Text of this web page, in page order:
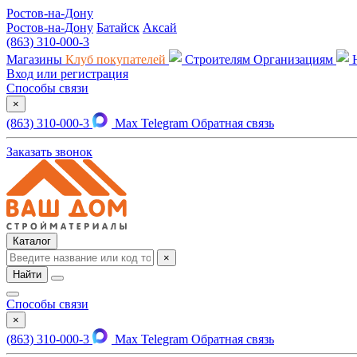
Ростов-на-Дону
Ростов-на-Дону Батайск Аксай
(863) 310-000-3
Магазины Клуб покупателей Строителям Организациям
Вход или регистрация
Способы связи
×
(863) 310-000-3 Max Telegram Обратная связь
Заказать звонок
Каталог
×
Найти
Способы связи
×
(863) 310-000-3 Max Telegram Обратная связь